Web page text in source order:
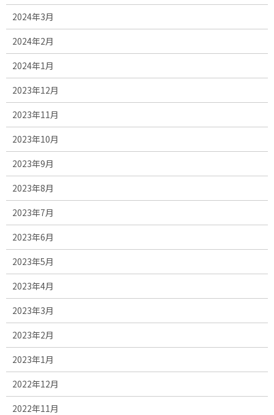
2024年3月
2024年2月
2024年1月
2023年12月
2023年11月
2023年10月
2023年9月
2023年8月
2023年7月
2023年6月
2023年5月
2023年4月
2023年3月
2023年2月
2023年1月
2022年12月
2022年11月